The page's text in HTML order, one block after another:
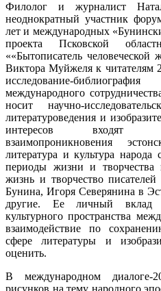
Филолог и журналист
неоднократный участник
лет и международных
проекта Псковской
««Бытописатель человеческой
Виктора Муйжеля к читателям
исследование-
международного
носит научно-
литературоведения и
интересов входят
взаимопроникновения
литература и культура
периоды жизни и творчества
жизнь и творчество
Бунина, Игоря Северянина в
другие. Ее личный вклад
культурного пространства
взаимодействие по
сфере литературы и
оценить.
В международном диалоге-